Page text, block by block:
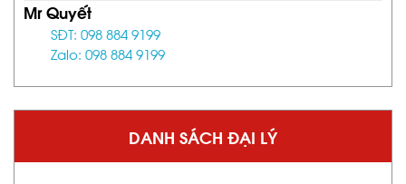
Mr Quyết
SĐT: 098 884 9199
Zalo: 098 884 9199
DANH SÁCH ĐẠI LÝ